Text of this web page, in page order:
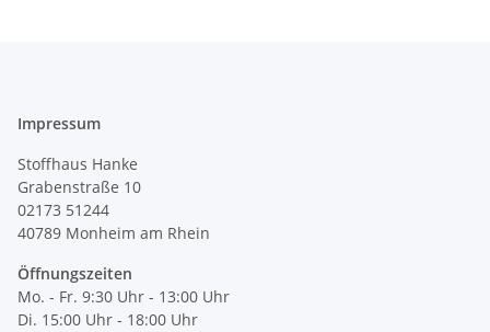
Impressum
Stoffhaus Hanke
Grabenstraße 10
02173 51244
40789 Monheim am Rhein
Öffnungszeiten
Mo. - Fr. 9:30 Uhr - 13:00 Uhr
Di. 15:00 Uhr - 18:00 Uhr